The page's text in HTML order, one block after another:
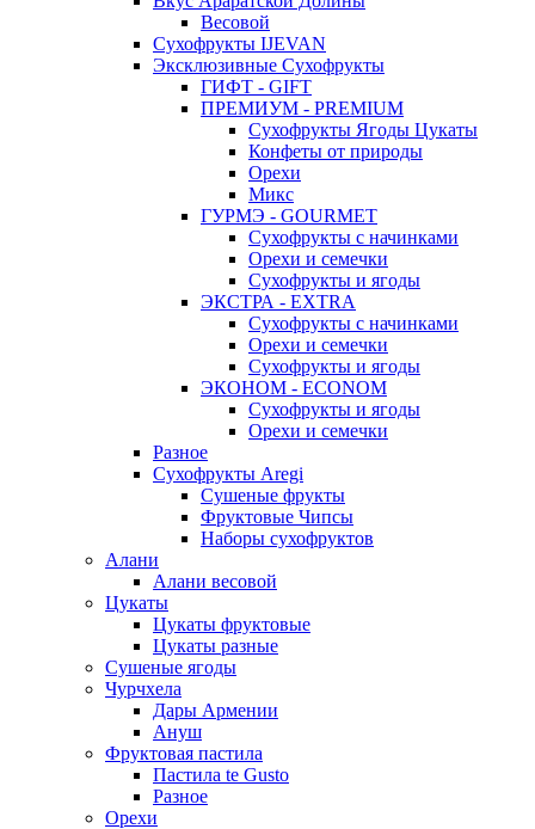
Весовой
Сухофрукты IJEVAN
Эксклюзивные Сухофрукты
ГИФТ - GIFT
ПРЕМИУМ - PREMIUM
Сухофрукты Ягоды Цукаты
Конфеты от природы
Орехи
Микс
ГУРМЭ - GOURMET
Сухофрукты с начинками
Орехи и семечки
Сухофрукты и ягоды
ЭКСТРА - EXTRA
Сухофрукты с начинками
Орехи и семечки
Сухофрукты и ягоды
ЭКОНОМ - ECONOM
Сухофрукты и ягоды
Орехи и семечки
Разное
Сухофрукты Aregi
Сушеные фрукты
Фруктовые Чипсы
Наборы сухофруктов
Алани
Алани весовой
Цукаты
Цукаты фруктовые
Цукаты разные
Сушеные ягоды
Чурчхела
Дары Армении
Ануш
Фруктовая пастила
Пастила te Gusto
Разное
Орехи